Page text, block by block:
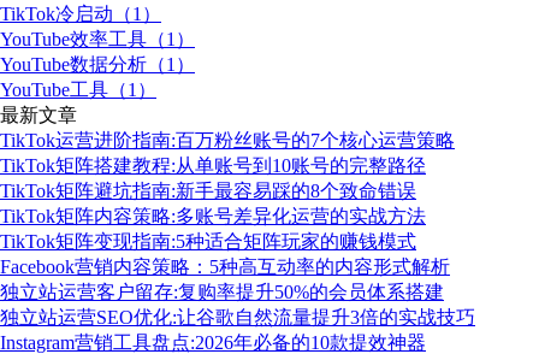
TikTok冷启动（1）
YouTube效率工具（1）
YouTube数据分析（1）
YouTube工具（1）
最新文章
TikTok运营进阶指南:百万粉丝账号的7个核心运营策略
TikTok矩阵搭建教程:从单账号到10账号的完整路径
TikTok矩阵避坑指南:新手最容易踩的8个致命错误
TikTok矩阵内容策略:多账号差异化运营的实战方法
TikTok矩阵变现指南:5种适合矩阵玩家的赚钱模式
Facebook营销内容策略：5种高互动率的内容形式解析
独立站运营客户留存:复购率提升50%的会员体系搭建
独立站运营SEO优化:让谷歌自然流量提升3倍的实战技巧
Instagram营销工具盘点:2026年必备的10款提效神器